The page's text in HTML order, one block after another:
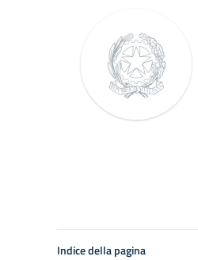
Indice della pagina